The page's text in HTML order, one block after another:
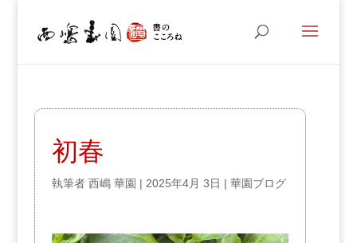
初春
執筆者 西嶋 華園 | 2025年4月 3日 | 華園ブログ